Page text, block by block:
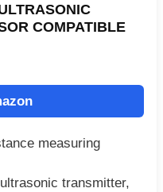
COMPATIBLE
measuring
transmitter,